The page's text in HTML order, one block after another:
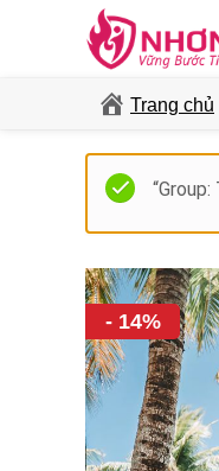
Trang chủ
- 14%